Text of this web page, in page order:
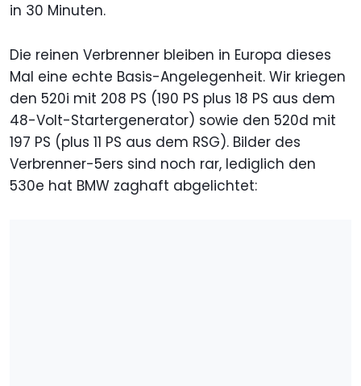
in 30 Minuten.
Die reinen Verbrenner bleiben in Europa dieses
Mal eine echte Basis-Angelegenheit. Wir kriegen
den 520i mit 208 PS (190 PS plus 18 PS aus dem
48-Volt-Startergenerator) sowie den 520d mit
197 PS (plus 11 PS aus dem RSG). Bilder des
Verbrenner-5ers sind noch rar, lediglich den
530e hat BMW zaghaft abgelichtet: